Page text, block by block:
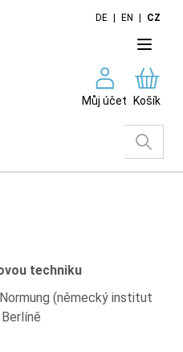
DE EN CZ
Můj účet Košík
techniku
(německý institut